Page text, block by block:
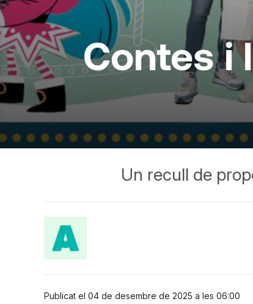
Contes i
Un recull de
Publicat el 04 de desembre de 2025 a les 06:00